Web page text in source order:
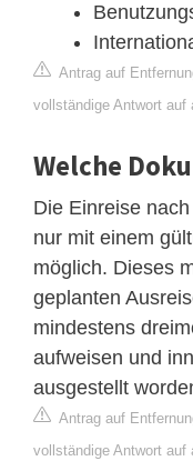
Antrag auf
vollständige Antwort auf
Welche
Die Einreise
nur mit einem
möglich. Dieses
geplanten
mindestens
aufweisen und
ausgestellt
Antrag auf
vollständige Antwort auf